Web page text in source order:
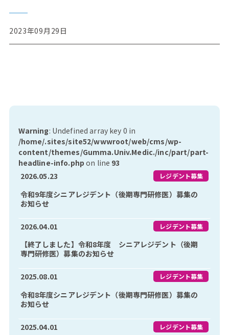
2023年09月29日
Warning: Undefined array key 0 in
/home/.sites/site52/wwwroot/web/cms/wp-
content/themes/Gumma.Univ.Medic./inc/part/part-
headline-info.php on line 93
2026.05.23
レジデント募集
令和9年度シニアレジデント（後期専門研修医）募集の
お知らせ
2026.04.01 レジデント募集
【終了しました】令和8年度 シニアレジデント（後期
専門研修医）募集のお知らせ
2025.08.01 レジデント募集
令和8年度シニアレジデント（後期専門研修医）募集の
お知らせ
2025.04.01 レジデント募集